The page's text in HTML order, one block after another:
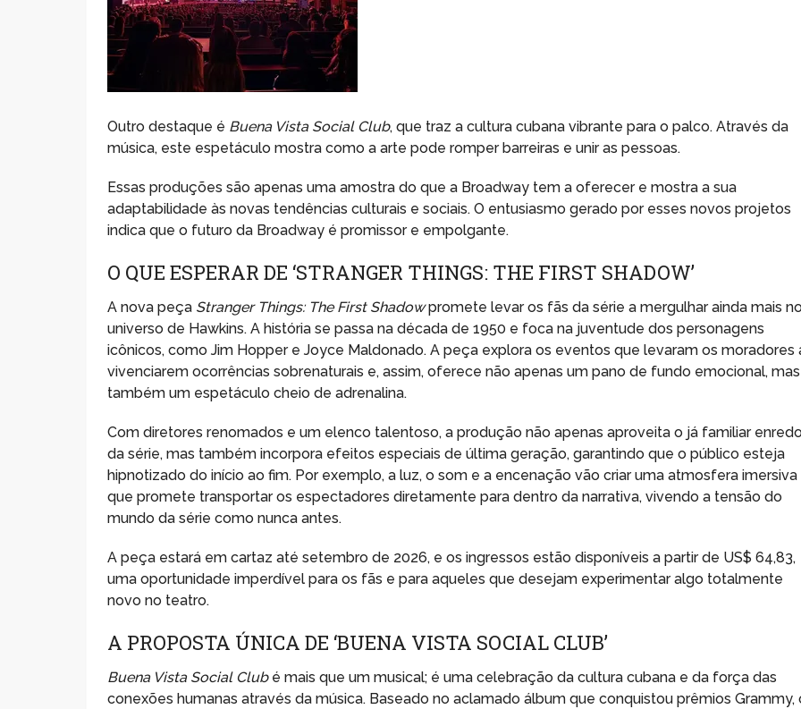
Outro destaque é Buena Vista Social Club, que traz a cultura cubana vibrante para o palco. Através da
música, este espetáculo mostra como a arte pode romper barreiras e unir as pessoas.
Essas produções são apenas uma amostra do que a Broadway tem a oferecer e mostra a sua
adaptabilidade às novas tendências culturais e sociais. O entusiasmo gerado por esses novos projetos
indica que o futuro da Broadway é promissor e empolgante.
O QUE ESPERAR DE ‘STRANGER THINGS: THE FIRST SHADOW’
A nova peça Stranger Things: The First Shadowpromete levar os fãs da série a mergulhar ainda mais no
universo de Hawkins. A história se passa na década de 1950 e foca na juventude dos personagens
icônicos, como Jim Hopper e Joyce Maldonado. A peça explora os eventos que levaram os moradores
vivenciarem ocorrências sobrenaturais e, assim, oferece não apenas um pano de fundo emocional, mas
também um espetáculo cheio de adrenalina.
Com diretores renomados e um elenco talentoso, a produção não apenas aproveita o já familiar enredo
da série, mas também incorpora efeitos especiais de última geração, garantindo que o público esteja
hipnotizado do início ao fim. Por exemplo, a luz, o som e a encenação vão criar uma atmosfera imersiva
que promete transportar os espectadores diretamente para dentro da narrativa, vivendo a tensão do
mundo da série como nunca antes.
A peça estará em cartaz até setembro de 2026, e os ingressos estão disponíveis a partir de US$ 64,83,
uma oportunidade imperdível para os fãs e para aqueles que desejam experimentar algo totalmente
novo no teatro.
A PROPOSTA ÚNICA DE ‘BUENA VISTA SOCIAL CLUB’
Buena Vista Social Clubé mais que um musical; é uma celebração da cultura cubana e da força das
conexões humanas através da música. Baseado no aclamado álbum que conquistou prêmios Grammy,